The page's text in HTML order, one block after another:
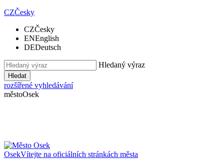
CZČesky
CZČesky
ENEnglish
DEDeutsch
Hledaný výraz
Hledat
rozšířené vyhledávání
městoOsek
OsekVítejte na oficiálních stránkách města